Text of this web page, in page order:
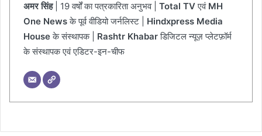
अमर सिंह| 19 वर्षों का पत्रकारिता अनुभव | Total TVएवं MH
One Newsके पूर्व वीडियो जर्नलिस्ट | Hindxpress Media
Houseके संस्थापक | Rashtr Khabarडिजिटल न्यूज़ प्लेटफ़ॉर्म
के संस्थापक एवं एडिटर-इन-चीफ